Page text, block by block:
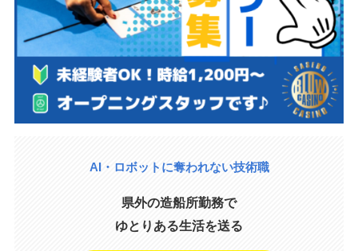
AI・ロボットに奪われない技術職
県外の造船所勤務で
ゆとりある生活を送る